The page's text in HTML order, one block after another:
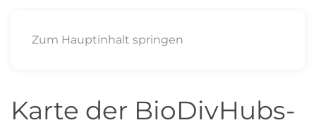
Zum Hauptinhalt springen
Karte der BioDivHubs-